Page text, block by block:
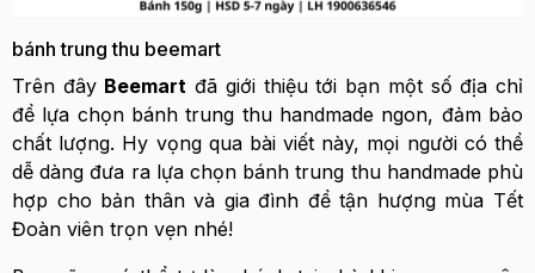
bánh trung thu beemart
Trên đây Beemart đã giới thiệu tới bạn một số địa chỉ
để lựa chọn bánh trung thu handmade ngon, đảm bảo
chất lượng. Hy vọng qua bài viết này, mọi người có thể
dễ dàng đưa ra lựa chọn bánh trung thu handmade phù
hợp cho bản thân và gia đình để tận hượng mùa Tết
Đoàn viên trọn vẹn nhé!